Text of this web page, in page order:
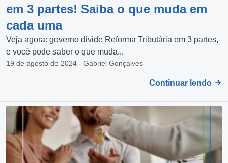
em 3 partes! Saiba o que muda em
cada uma
Veja agora: governo divide Reforma Tributária em 3 partes,
e você pode saber o que muda...
19 de agosto de 2024 - Gabriel Gonçalves
Continuar lendo